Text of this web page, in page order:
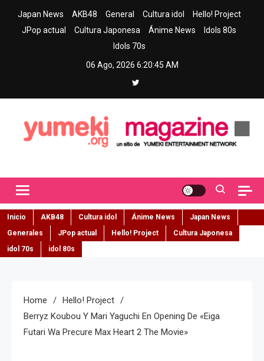
Japan News AKB48 General Cultura idol
Hello! Project
JPop actual
Cultura Japonesa Ánime News
Idols 80s
Idols 70s
06 Ago, 2026 6:20:46 AM
Inicio AKB48 Cultura idol Ánime News
Japan News
Generales
JPop actual Hello! Project
Cultura Japonesa
idol 70s
idol 80s
Home
Hello! Project
Berryz Koubou Y Mari Yaguchi En Opening De «Eiga
Futari Wa Precure Max Heart 2 The Movie»